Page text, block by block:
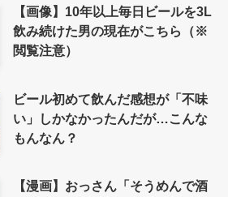
【画像】10年以上毎日ビールを3L
飲み続けた男の現在がこちら（※
閲覧注意）
ビール初めて飲んだ感想が「不味
い」しかなかったんだが…こんな
もんなん？
【漫画】おっさん「そうめんで酒